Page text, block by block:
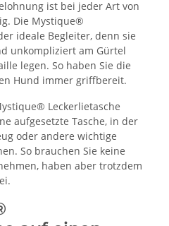
ist bei jeder Art von
Die Mystique®
ideale Begleiter, denn sie
unkompliziert am Gürtel
legen. So haben Sie die
Hund immer griffbereit.
Leckerlietasche
aufgesetzte Tasche, in der
oder andere wichtige
So brauchen Sie keine
haben aber trotzdem